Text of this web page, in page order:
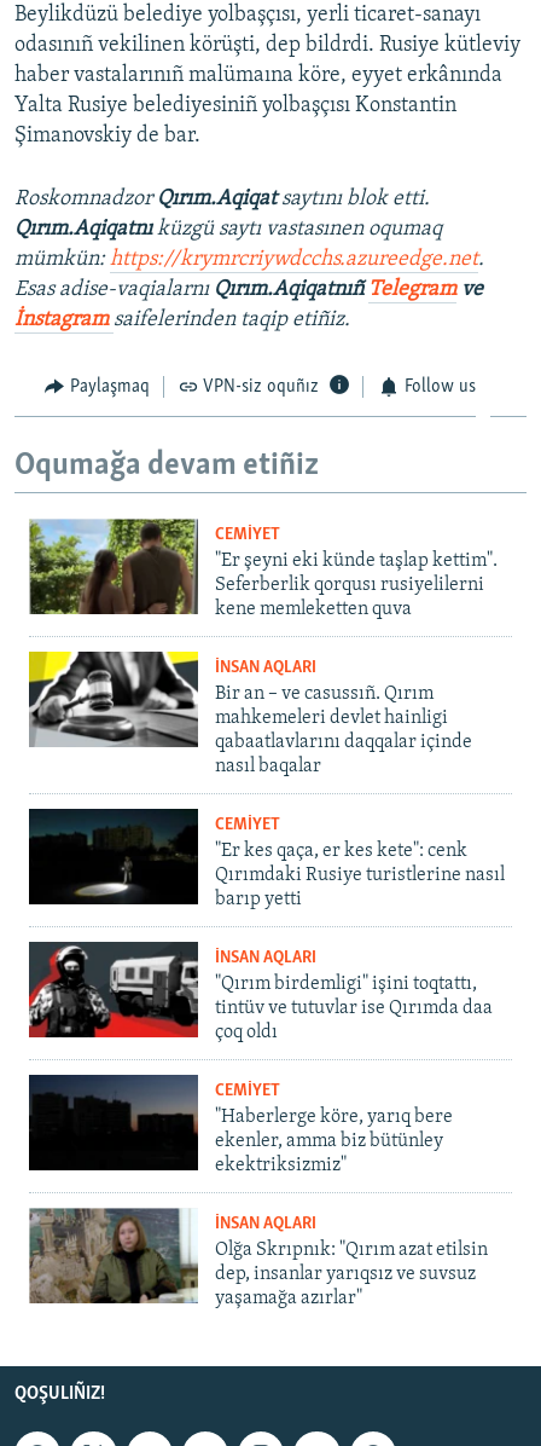
Beylikdüzü belediye yolbaşçısı, yerli ticaret-sanayı
odasınıñ vekilinen körüşti, dep bildrdi. Rusiye kütleviy
haber vastalarınıñ malümaına köre, eyyet erkânında
Yalta Rusiye belediyesiniñ yolbaşçısı Konstantin
Şimanovskiy de bar.
Roskomnadzor Qırım.Aqiqatsaytını blok etti.
Qırım.Aqiqatnıküzgü saytı vastasınen oqumaq
mümkün:https://krymrcriywdcchs.azureedge.net.
Esas adise-vaqialarnı Qırım.AqiqatnıñTelegramve
İnstagram saifelerinden taqip etiñiz.
Paylaşmaq VPN-siz oquñız Follow us
Oqumağa devam etiñiz
CEMİYET
"Er şeyni eki künde taşlap kettim".
Seferberlik qorqusı rusiyelilerni
kene memleketten quva
İNSAN AQLARI
Bir an – ve casussıñ. Qırım
mahkemeleri devlet hainligi
qabaatlavlarını daqqalar içinde
nasıl baqalar
CEMİYET
"Er kes qaça, er kes kete": cenk
Qırımdaki Rusiye turistlerine nasıl
barıp yetti
İNSAN AQLARI
"Qırım birdemligi" işini toqtattı,
tintüv ve tutuvlar ise Qırımda daa
çoq oldı
CEMİYET
"Haberlerge köre, yarıq bere
ekenler, amma biz bütünley
ekektriksizmiz"
İNSAN AQLARI
Olğa Skrıpnık: "Qırım azat etilsin
dep, insanlar yarıqsız ve suvsuz
yaşamağa azırlar"
QOŞULIÑIZ!